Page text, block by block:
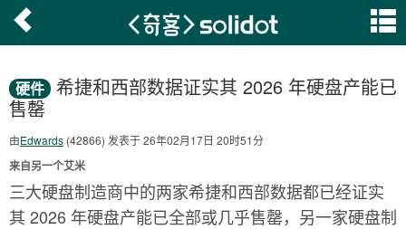
硬件
希捷和西部数据证实其 2026 年硬盘产能已
售罄
由Edwards (42866) 发表于 26年02月17日 20时51分
来自另一个艾米
三大硬盘制造商中的两家希捷和西部数据都已经证实
其 2026 年硬盘产能已全部或几乎售罄，另一家硬盘制